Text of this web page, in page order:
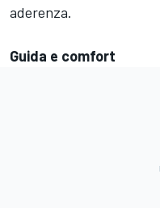
aderenza.
Guida e comfort